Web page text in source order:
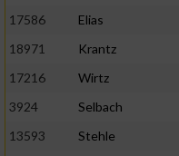
17586
Elias
18971
Krantz
17216
Wirtz
3924
Selbach
13593
Stehle